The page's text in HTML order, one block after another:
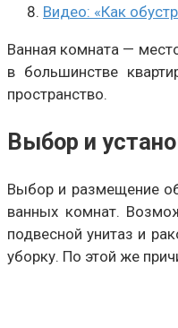
Видео: «Как
Ванная комната —
в большинстве
пространство.
Выбор и
Выбор и размещение
ванных комнат.
подвесной унитаз и
уборку. По этой же